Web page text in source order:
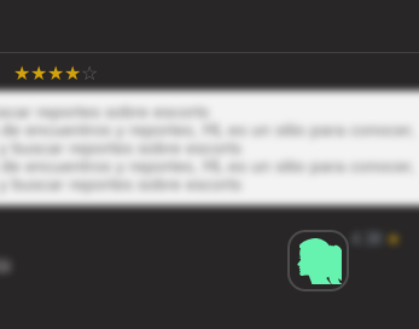
reportes sobre escorts
encuentros y reportes, HL es un sitio para conocer,
buscar reportes sobre escorts
encuentros y reportes, HL es un sitio para conocer,
buscar reportes sobre escorts
★